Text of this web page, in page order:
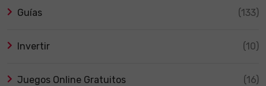
Guías (133)
Invertir (10)
Juegos Online Gratuitos (16)